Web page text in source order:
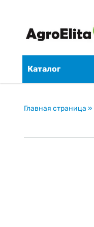
Каталог
Главная страница »